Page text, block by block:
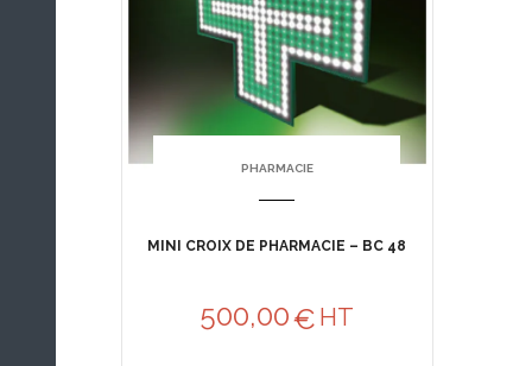
PHARMACIE
MINI CROIX DE PHARMACIE – BC 48
500,00€ HT